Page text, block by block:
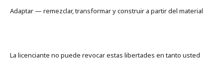
Adaptar — remezclar, transformar y construir a partir del material
La licenciante no puede revocar estas libertades en tanto usted